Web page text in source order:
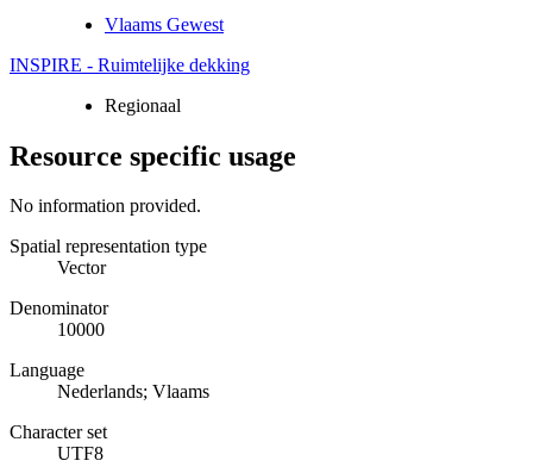
Vlaams Gewest
INSPIRE - Ruimtelijke dekking
Regionaal
Resource specific usage
No information provided.
Spatial representation type
Vector
Denominator
10000
Language
Nederlands; Vlaams
Character set
UTF8